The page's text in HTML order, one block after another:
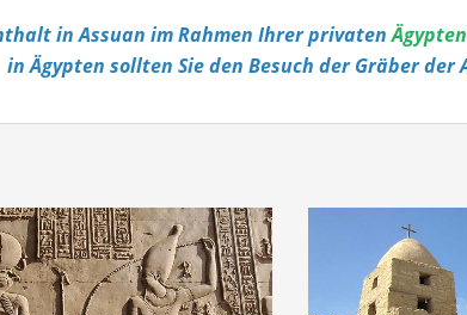
in Assuan im Rahmen Ihrer privaten
in Ägypten sollten Sie den Besuch der Gräber